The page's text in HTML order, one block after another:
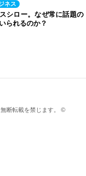
ネス
シロー。なぜ常に話題の
られるのか？
断転載を禁じます。 ©